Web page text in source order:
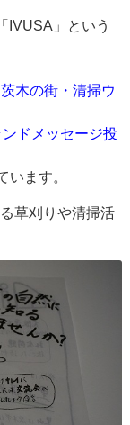
IVUSA」という
木の街・清掃ウ
ンドメッセージ投
います。
草刈りや清掃活